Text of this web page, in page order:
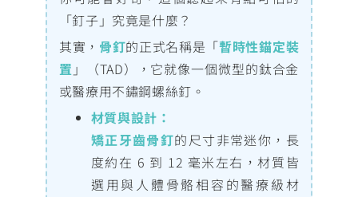
「釘子」究竟是什麼？
其實， 骨釘的正式名稱是「暫時性錨定裝
置 」（TAD），它就像一個微型的鈦合金
或醫療用不鏽鋼螺絲釘。
材質與設計：
矯正牙齒骨釘的尺寸非常迷你，長
度約在 6 到 12 毫米左右，材質皆
選用與人體骨骼相容的醫療級材